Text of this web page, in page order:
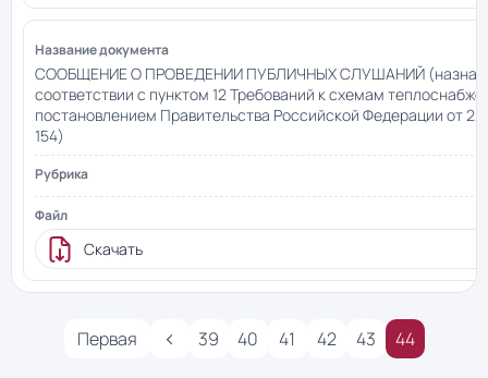
СООБЩЕНИЕ О ПРОВЕДЕНИИ ПУБЛИЧНЫХ СЛУШАНИЙ
соответствии с пунктом 12 Требований к схемам
постановлением Правительства Российской Федерации от 22
154)
Скачать
Первая ‹ 39 40 41 42 43 44